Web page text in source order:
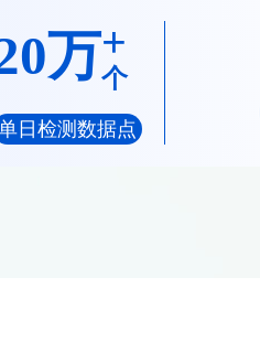
万+
个
日检测数据点